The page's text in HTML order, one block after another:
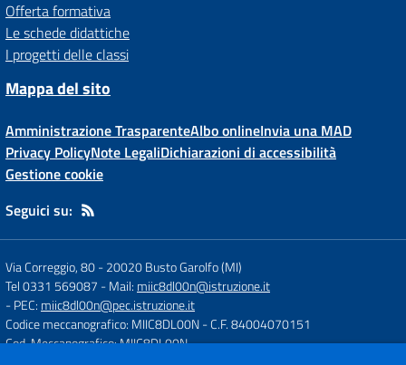
Offerta formativa
Le schede didattiche
I progetti delle classi
Mappa del sito
Amministrazione TrasparenteAlbo onlineInvia una MAD
Privacy PolicyNote LegaliDichiarazioni di accessibilità
Gestione cookie
Seguici su:
Via Correggio, 80-20020 Busto Garolfo (MI)
Tel 0331 569087 - Mail: miic8dl00n@istruzione.it
- PEC: miic8dl00n@pec.istruzione.it
Codice meccanografico: MIIC8DL00N- C.F. 84004070151
Cod. Meccanografico: MIIC8DL00N